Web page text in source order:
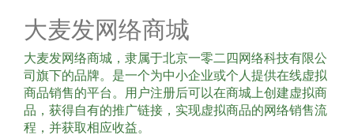
大麦发网络商城
大麦发网络商城，隶属于北京一零二四网络科技有限公
司旗下的品牌。是一个为中小企业或个人提供在线虚拟
商品销售的平台。用户注册后可以在商城上创建虚拟商
品，获得自有的推广链接，实现虚拟商品的网络销售流
程，并获取相应收益。